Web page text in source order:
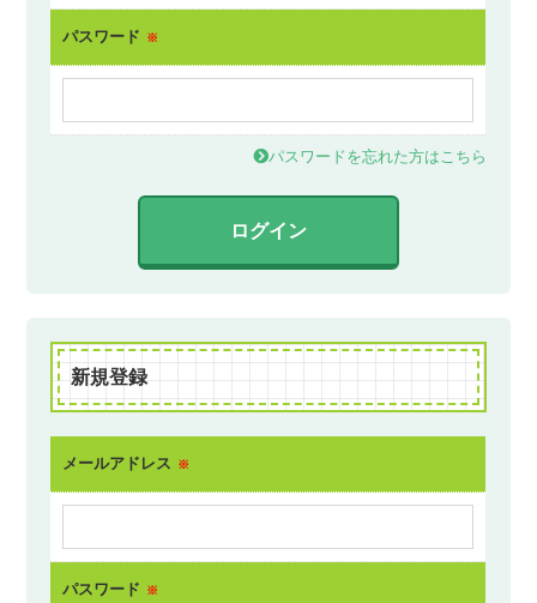
パスワード ※
パスワードを忘れた方はこちら
ログイン
新規登録
メールアドレス ※
パスワード ※